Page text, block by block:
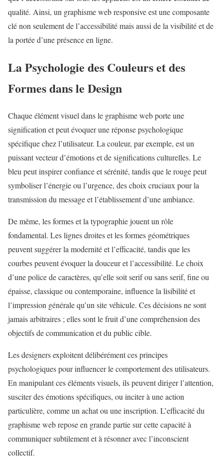
qualité. Ainsi, un graphisme web responsive est une composante
clé non seulement de l’accessibilité mais aussi de la visibilité et de
la portée d’une présence en ligne.
La Psychologie des Couleurs et des
Formes dans le Design
Chaque élément visuel dans le graphisme web porte une
signification et peut évoquer une réponse psychologique
spécifique chez l’utilisateur. La couleur, par exemple, est un
puissant vecteur d’émotions et de significations culturelles. Le
bleu peut inspirer confiance et sérénité, tandis que le rouge peut
symboliser l’énergie ou l’urgence, des choix cruciaux pour la
transmission du message et l’établissement d’une ambiance.
De même, les formes et la typographie jouent un rôle
fondamental. Les lignes droites et les formes géométriques
peuvent suggérer la modernité et l’efficacité, tandis que les
courbes peuvent évoquer la douceur et l’accessibilité. Le choix
d’une police de caractères, qu’elle soit serif ou sans serif, fine ou
épaisse, classique ou contemporaine, influence la lisibilité et
l’impression générale qu’un site véhicule. Ces décisions ne sont
jamais arbitraires ; elles sont le fruit d’une compréhension des
objectifs de communication et du public cible.
Les designers exploitent délibérément ces principes
psychologiques pour influencer le comportement des utilisateurs.
En manipulant ces éléments visuels, ils peuvent diriger l’attention,
susciter des émotions spécifiques, ou inciter à une action
particulière, comme un achat ou une inscription. L’efficacité du
graphisme web repose en grande partie sur cette capacité à
communiquer subtilement et à résonner avec l’inconscient
collectif.